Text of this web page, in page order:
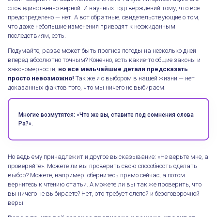
слов единственно верной. И научных подтверждений тому, что всё
предопределено — нет. А вот обратные, свидетельствующие о том,
что даже небольшие изменения приводят к неожиданным
последствиям, есть.
Подумайте, разве может быть прогноз погоды на несколько дней
вперёд абсолютно точным? Конечно, есть какие-то общие законы и
закономерности, но все мельчайшие детали предсказать
просто невозможно! Так же и с выбором в нашей жизни — нет
доказанных фактов того, что мы ничего не выбираем.
Многие возмутятся: «Что же вы, ставите под сомнения слова
Ра?».
Но ведь ему принадлежит и другое высказывание: «Не верьте мне, а
проверяйте». Можете ли вы проверить свою способность сделать
выбор? Можете, например, обернитесь прямо сейчас, а потом
вернитесь к чтению статьи. А можете ли вы так же проверить, что
вы ничего не выбираете? Нет, это требует слепой и безоговорочной
веры.